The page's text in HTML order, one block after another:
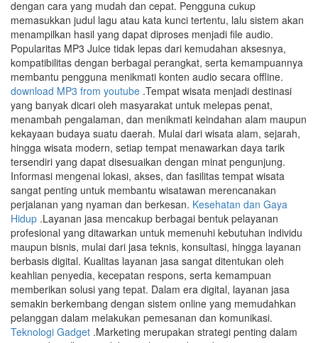
dengan cara yang mudah dan cepat. Pengguna cukup
memasukkan judul lagu atau kata kunci tertentu, lalu sistem akan
menampilkan hasil yang dapat diproses menjadi file audio.
Popularitas MP3 Juice tidak lepas dari kemudahan aksesnya,
kompatibilitas dengan berbagai perangkat, serta kemampuannya
membantu pengguna menikmati konten audio secara offline.
download MP3 from youtube .Tempat wisata menjadi destinasi
yang banyak dicari oleh masyarakat untuk melepas penat,
menambah pengalaman, dan menikmati keindahan alam maupun
kekayaan budaya suatu daerah. Mulai dari wisata alam, sejarah,
hingga wisata modern, setiap tempat menawarkan daya tarik
tersendiri yang dapat disesuaikan dengan minat pengunjung.
Informasi mengenai lokasi, akses, dan fasilitas tempat wisata
sangat penting untuk membantu wisatawan merencanakan
perjalanan yang nyaman dan berkesan. Kesehatan dan Gaya
Hidup .Layanan jasa mencakup berbagai bentuk pelayanan
profesional yang ditawarkan untuk memenuhi kebutuhan individu
maupun bisnis, mulai dari jasa teknis, konsultasi, hingga layanan
berbasis digital. Kualitas layanan jasa sangat ditentukan oleh
keahlian penyedia, kecepatan respons, serta kemampuan
memberikan solusi yang tepat. Dalam era digital, layanan jasa
semakin berkembang dengan sistem online yang memudahkan
pelanggan dalam melakukan pemesanan dan komunikasi.
Teknologi Gadget .Marketing merupakan strategi penting dalam